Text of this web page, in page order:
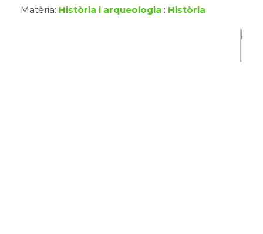
Matèria: Història i arqueologia : Història